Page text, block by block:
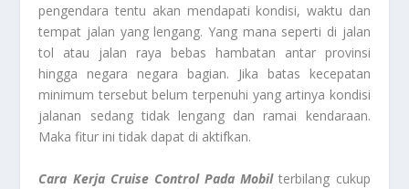
pengendara tentu akan mendapati kondisi, waktu dan
tempat jalan yang lengang. Yang mana seperti di jalan
tol atau jalan raya bebas hambatan antar provinsi
hingga negara negara bagian. Jika batas kecepatan
minimum tersebut belum terpenuhi yang artinya kondisi
jalanan sedang tidak lengang dan ramai kendaraan.
Maka fitur ini tidak dapat di aktifkan.
Cara Kerja Cruise Control Pada Mobilterbilang cukup